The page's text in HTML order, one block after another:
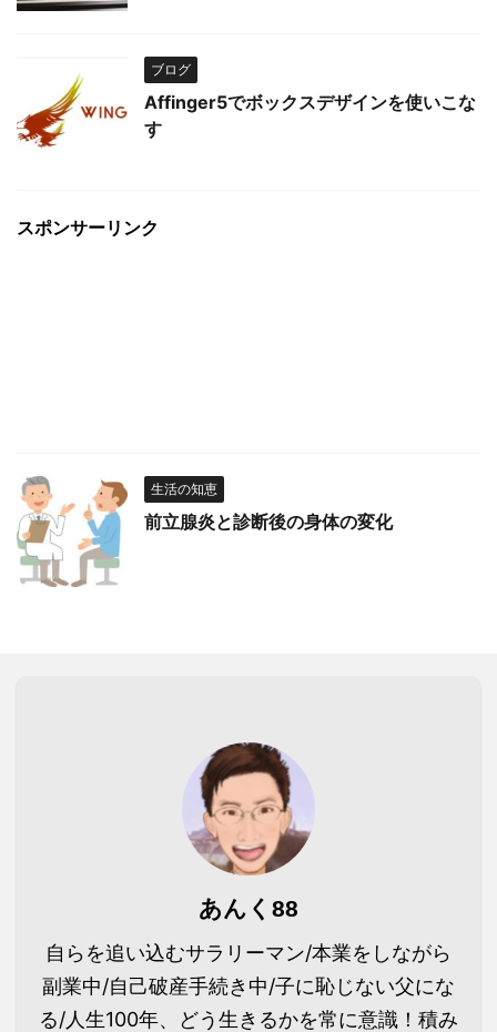
ブログ
Affinger5でボックスデザインを使いこな
す
スポンサーリンク
生活の知恵
前立腺炎と診断後の身体の変化
あんく88
自らを追い込むサラリーマン/本業をしながら
副業中/自己破産手続き中/子に恥じない父にな
る/人生100年、どう生きるかを常に意識！積み